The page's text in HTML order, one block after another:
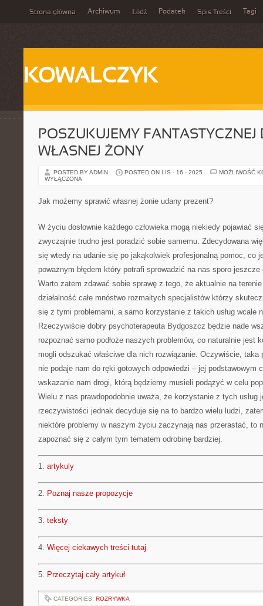
Strona główna Archiwum Łódź Podatek Spis Treści Tagi
KOWALCZYK
POSZUKUJEMY FANTASTYCZNEJ
WŁASNEJ ŻONY
POSTED BY ADMIN POSTED ON LIS - 16 - 2025
MOŻLIWOŚĆ
WYŁĄCZONA
Jak możemy sprawić własnej żonie udany prezent?
W życiu dosłownie każdego człowieka mogą niekiedy pojawiać
zwyczajnie trudno jest poradzić sobie samemu. Zdecydowana
się wtedy na udanie się po jakąkolwiek profesjonalną pomoc, co
poważnym błędem który potrafi sprowadzić na nas sporo
Warto zatem zdawać sobie sprawę z tego, że aktualnie na
działalność całe mnóstwo rozmaitych specjalistów którzy
się z tymi problemami, a samo korzystanie z takich usług wcale
Rzeczywiście dobry psychoterapeuta Bydgoszcz będzie nade
rozpoznać samo podłoże naszych problemów, co naturalnie jest
mogli odszukać właściwe dla nich rozwiązanie. Oczywiście,
nie podaje nam do ręki gotowych odpowiedzi – jej podstawowym
wskazanie nam drogi, którą będziemy musieli podążyć w celu
Wielu z nas prawdopodobnie uważa, że korzystanie z tych
rzeczywistości jednak decyduje się na to bardzo wielu ludzi,
niektóre problemy w naszym życiu zaczynają nas przerastać, to
zapoznać się z całym tym tematem odrobinę bardziej.
1. artykuly
2. Poznaj nasze propozycje
3. teksty
4. Więcej ciekawych treści tutaj
5. Przeczytaj cały artykuł
CATEGORIES: ROZRYWKA